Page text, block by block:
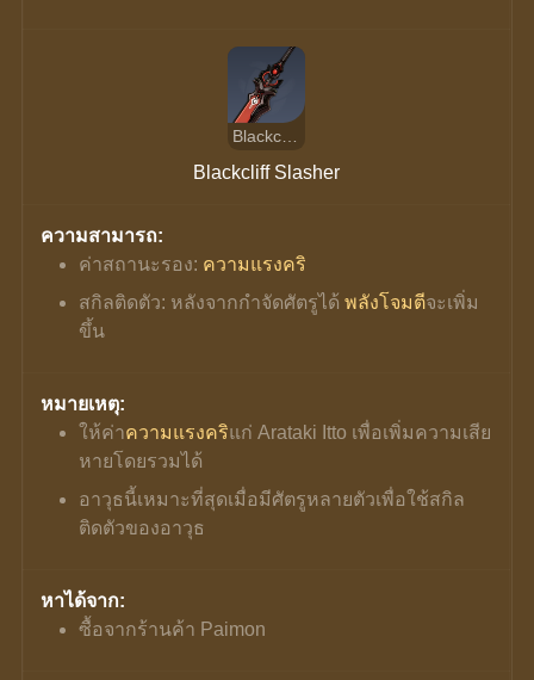
Blackcliff Slasher
Blackcliff Slasher
ความสามารถ:
ค่าสถานะรอง: ความแรงคริ
สกิลติดตัว: หลังจากกำจัดศัตรูได้ พลังโจมตีจะเพิ่ม
ขึ้น
หมายเหตุ:
ให้ค่าความแรงคริแก่ Arataki Itto เพื่อเพิ่มความเสีย
หายโดยรวมได้
อาวุธนี้เหมาะที่สุดเมื่อมีศัตรูหลายตัวเพื่อใช้สกิล
ติดตัวของอาวุธ
หาได้จาก:
ซื้อจากร้านค้า Paimon